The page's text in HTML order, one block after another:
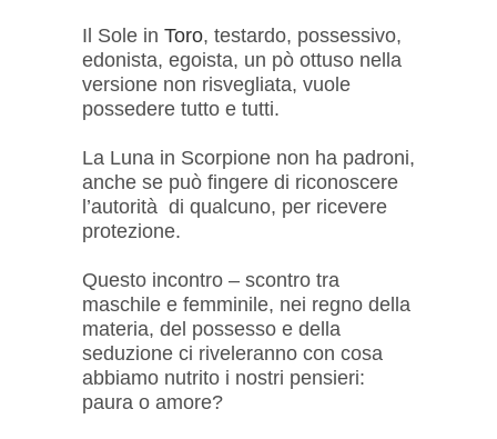
Il Sole in Toro, testardo, possessivo,
edonista, egoista, un pò ottuso nella
versione non risvegliata, vuole
possedere tutto e tutti.
La Luna in Scorpione non ha padroni,
anche se può fingere di riconoscere
l’autorità di qualcuno, per ricevere
protezione.
Questo incontro – scontro tra
maschile e femminile, nei regno della
materia, del possesso e della
seduzione ci riveleranno con cosa
abbiamo nutrito i nostri pensieri:
paura o amore?